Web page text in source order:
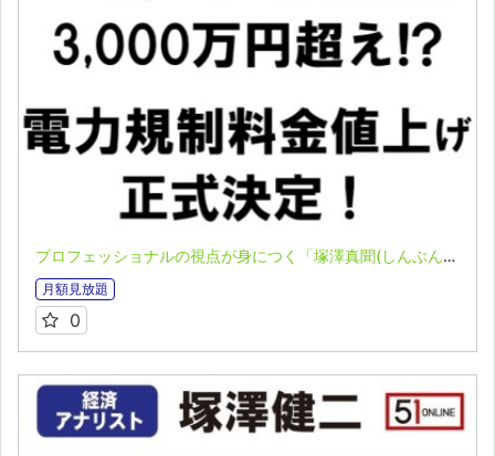
プロフェッショナルの視点が身につく「塚澤真聞(しんぶん)」(2023.05.22)
月額見放題
0